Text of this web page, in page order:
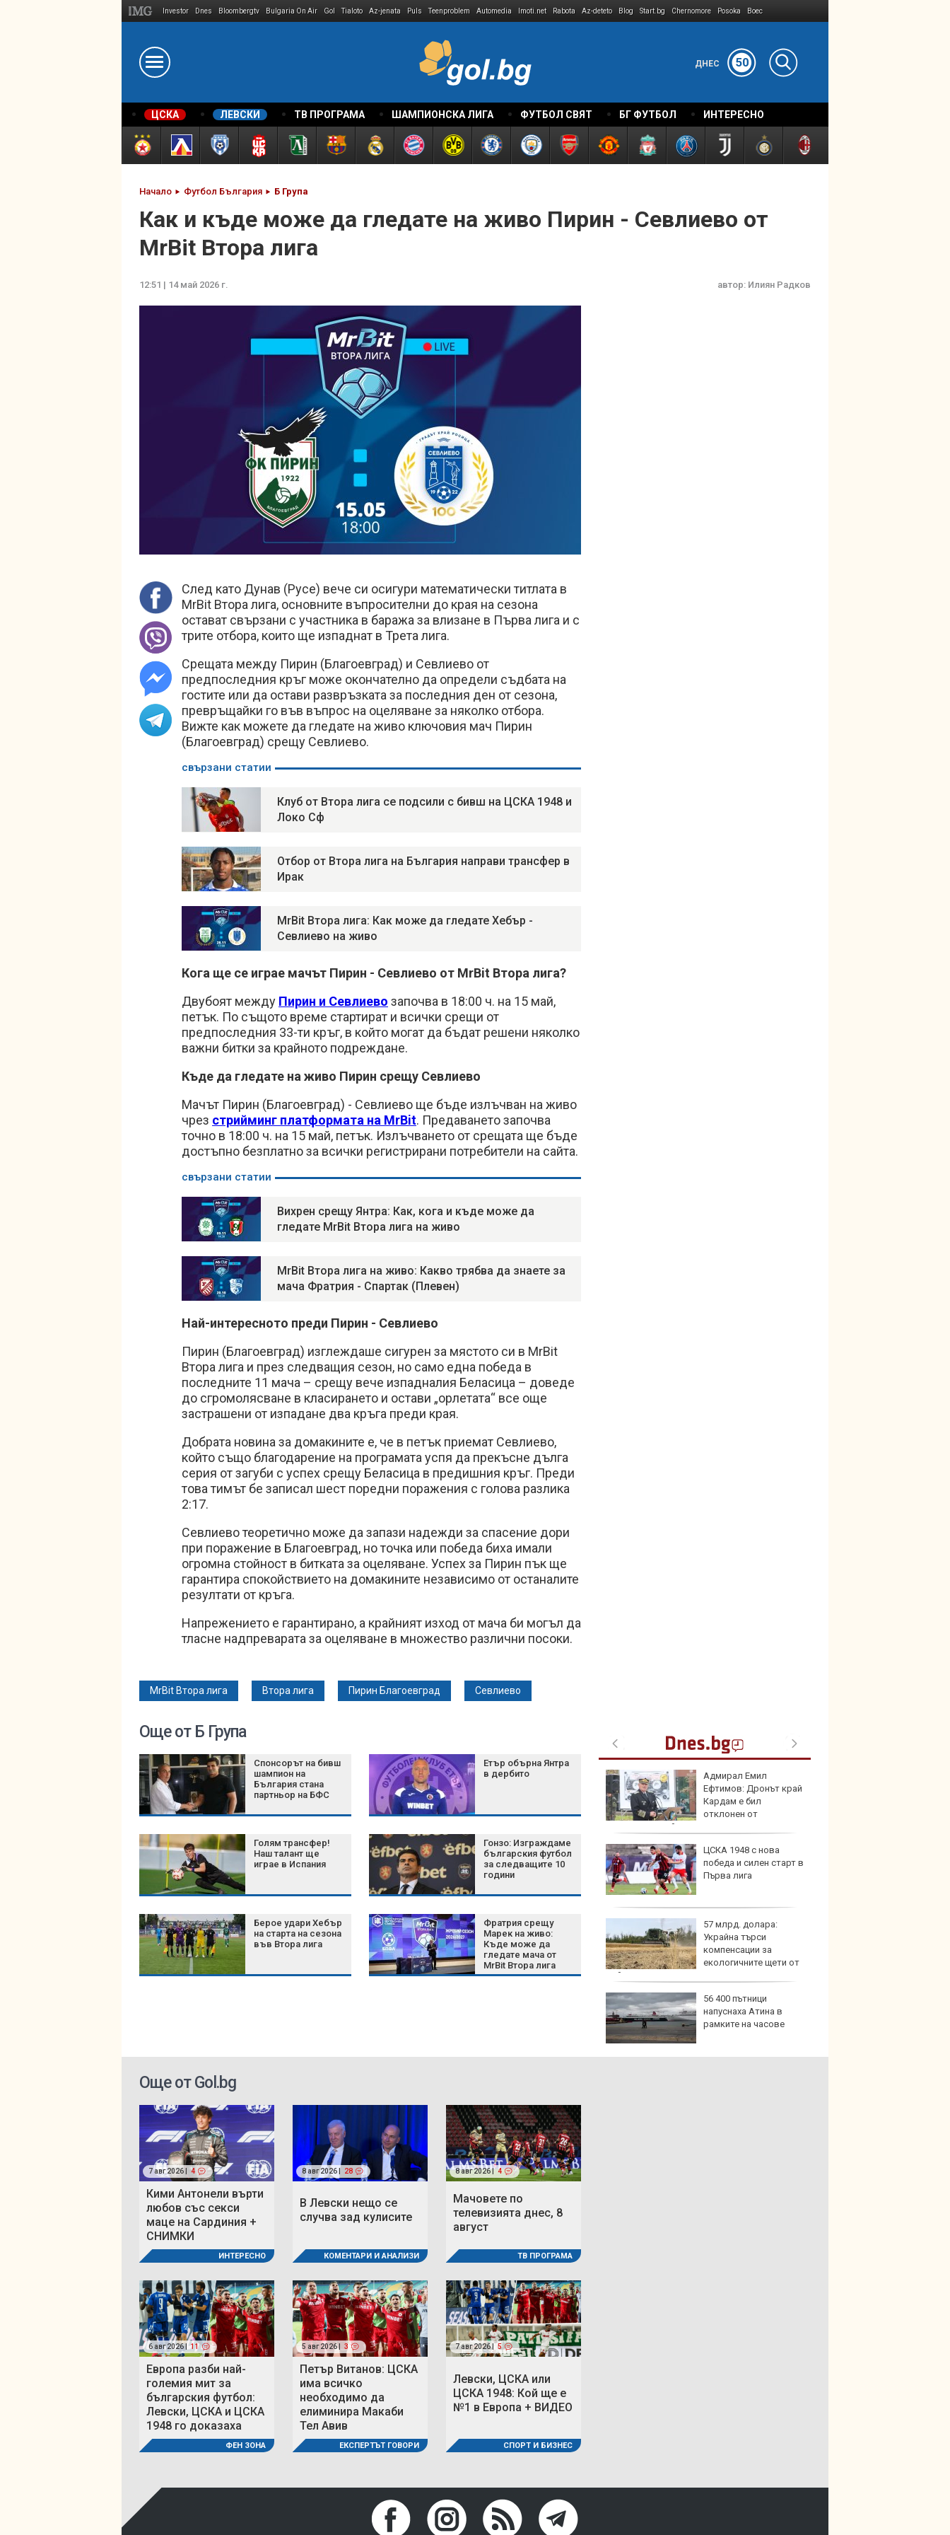
Investor Dnes Bloombergtv Bulgaria On Air Gol Tialoto Az-jenata Puls Teenproblem Automedia Imoti.net Rabota Az-deteto Blog Start.bg Chernomore Posoka Boec
ДНЕС 50
ЦСКА ЛЕВСКИ ТВ ПРОГРАМА ШАМПИОНСКА ЛИГА ФУТБОЛ СВЯТ БГ ФУТБОЛ ИНТЕРЕСНО
Начало Футбол България Б Група
Как и къде може да гледате на живо Пирин - Севлиево от
MrBit Втора лига
12:51 | 14 май 2026 г. автор: Илиян Радков
След като Дунав (Русе) вече си осигури математически титлата в
MrBit Втора лига, основните въпросителни до края на сезона
остават свързани с участника в баража за влизане в Първа лига и с
трите отбора, които ще изпаднат в Трета лига.
Срещата между Пирин (Благоевград) и Севлиево от
предпоследния кръг може окончателно да определи съдбата на
гостите или да остави развръзката за последния ден от сезона,
превръщайки го във въпрос на оцеляване за няколко отбора.
Вижте как можете да гледате на живо ключовия мач Пирин
(Благоевград) срещу Севлиево.
свързани статии
Клуб от Втора лига се подсили с бивш на ЦСКА 1948 и
Локо Сф
Отбор от Втора лига на България направи трансфер в
Ирак
MrBit Втора лига: Как може да гледате Хебър -
Севлиево на живо
Кога ще се играе мачът Пирин - Севлиево от MrBit Втора лига?
Двубоят между Пирин и Севлиево започва в 18:00 ч. на 15 май,
петък. По същото време стартират и всички срещи от
предпоследния 33-ти кръг, в който могат да бъдат решени няколко
важни битки за крайното подреждане.
Къде да гледате на живо Пирин срещу Севлиево
Мачът Пирин (Благоевград) - Севлиево ще бъде излъчван на живо
чрез стрийминг платформата на MrBit. Предаването започва
точно в 18:00 ч. на 15 май, петък. Излъчването от срещата ще бъде
достъпно безплатно за всички регистрирани потребители на сайта.
свързани статии
Вихрен срещу Янтра: Как, кога и къде може да
гледате MrBit Втора лига на живо
MrBit Втора лига на живо: Какво трябва да знаете за
мача Фратрия - Спартак (Плевен)
Най-интересното преди Пирин - Севлиево
Пирин (Благоевград) изглеждаше сигурен за мястото си в MrBit
Втора лига и през следващия сезон, но само една победа в
последните 11 мача – срещу вече изпадналия Беласица – доведе
до сгромолясване в класирането и остави „орлетата“ все още
застрашени от изпадане два кръга преди края.
Добрата новина за домакините е, че в петък приемат Севлиево,
който също благодарение на програмата успя да прекъсне дълга
серия от загуби с успех срещу Беласица в предишния кръг. Преди
това тимът бе записал шест поредни поражения с голова разлика
2:17.
Севлиево теоретично може да запази надежди за спасение дори
при поражение в Благоевград, но точка или победа биха имали
огромна стойност в битката за оцеляване. Успех за Пирин пък ще
гарантира спокойствието на домакините независимо от останалите
резултати от кръга.
Напрежението е гарантирано, а крайният изход от мача би могъл да
тласне надпреварата за оцеляване в множество различни посоки.
MrBit Втора лига Втора лига Пирин Благоевград Севлиево
Още от Б Група
Спонсорът на бивш
шампион на
България стана
партньор на БФС
Етър обърна Янтра
в дербито
Голям трансфер!
Наш талант ще
играе в Испания
Гонзо: Изграждаме
българския футбол
за следващите 10
години
Берое удари Хебър
на старта на сезона
във Втора лига
Фратрия срещу
Марек на живо:
Къде може да
гледате мача от
MrBit Втора лига
Военноморските сили
Бебета фламинго
получиха първите си
"паспорти" в резерват
Психолог за
убийството в
Пловдив: Социалните
мрежи моделират
агресията
Адмирал Емил
Ефтимов: Дронът край
Кардам е бил
отклонен от
електронна война
ЦСКА 1948 с нова
победа и силен старт в
Първа лига
57 млрд. долара:
Украйна търси
компенсации за
екологичните щети от
войната
56 400 пътници
напуснаха Атина в
рамките на часове
Още от Gol.bg
7 авг 2026 | 4
Кими Антонели върти
любов със секси
маце на Сардиния +
СНИМКИ
ИНТЕРЕСНО
8 авг 2026 | 28
В Левски нещо се
случва зад кулисите
КОМЕНТАРИ И АНАЛИЗИ
8 авг 2026 | 4
Мачовете по
телевизията днес, 8
август
ТВ ПРОГРАМА
6 авг 2026 | 11
Европа разби най-
големия мит за
българския футбол:
Левски, ЦСКА и ЦСКА
1948 го доказаха
ФЕН ЗОНА
5 авг 2026 | 3
Петър Витанов: ЦСКА
има всичко
необходимо да
елиминира Макаби
Тел Авив
ЕКСПЕРТЪТ ГОВОРИ
7 авг 2026 | 5
Левски, ЦСКА или
ЦСКА 1948: Кой ще е
№1 в Европа + ВИДЕО
СПОРТ И БИЗНЕС